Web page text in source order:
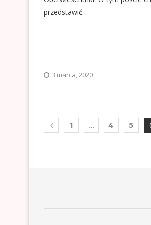
przedstawić…
3 marca, 2020
1 … 4 5